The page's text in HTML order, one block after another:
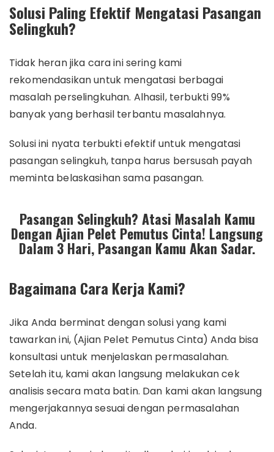
Solusi Paling Efektif Mengatasi Pasangan
Selingkuh?
Tidak heran jika cara ini sering kami
rekomendasikan untuk mengatasi berbagai
masalah perselingkuhan. Alhasil, terbukti 99%
banyak yang berhasil terbantu masalahnya.
Solusi ini nyata terbukti efektif untuk mengatasi
pasangan selingkuh, tanpa harus bersusah payah
meminta belaskasihan sama pasangan.
Pasangan Selingkuh? Atasi Masalah Kamu
Dengan Ajian Pelet Pemutus Cinta! Langsung
Dalam 3 Hari, Pasangan Kamu Akan Sadar.
Bagaimana Cara Kerja Kami?
Jika Anda berminat dengan solusi yang kami
tawarkan ini, (Ajian Pelet Pemutus Cinta) Anda bisa
konsultasi untuk menjelaskan permasalahan.
Setelah itu, kami akan langsung melakukan cek
analisis secara mata batin. Dan kami akan langsung
mengerjakannya sesuai dengan permasalahan
Anda.